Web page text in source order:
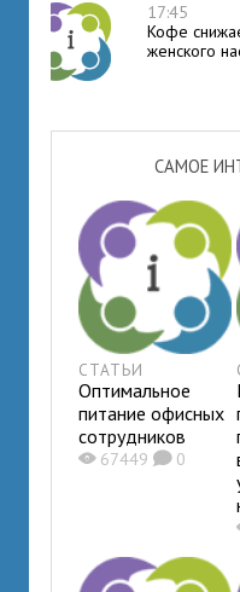
17:45
Кофе
женского
САМОЕ
СТАТЬИ
Оптимальное
питание офисных
сотрудников
X67449K0